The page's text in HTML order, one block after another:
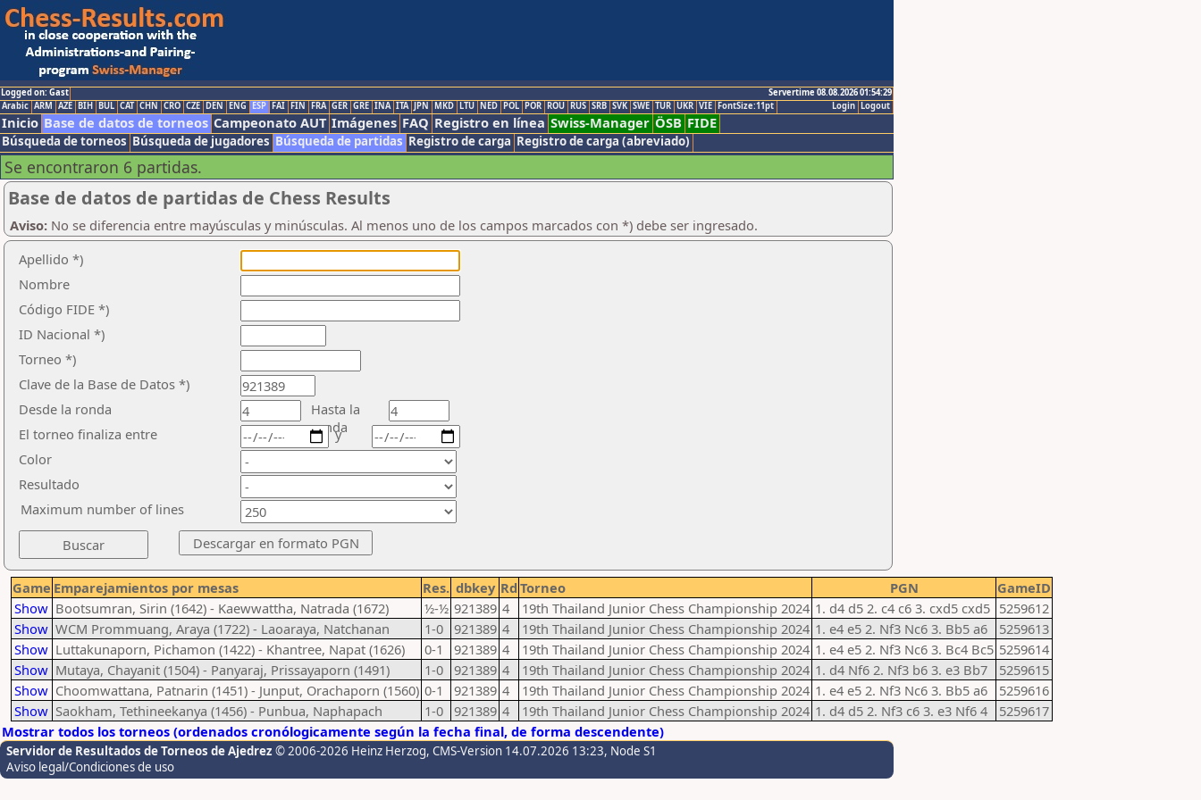
Logged on: Gast
Servertime 08.08.2026 01:54:29
Logout
Login
Arabic ARM AZE BIH BUL CAT CHN CRO CZE DEN ENG ESP FAI FIN FRA GER GRE INA ITA JPN MKD LTU NED POL POR ROU RUS SRB SVK SWE TUR UKR VIE FontSize:11pt
Inicio Base de datos de torneos Campeonato AUT Imágenes FAQ Registro en línea Swiss-Manager ÖSB FIDE
Búsqueda de torneos Búsqueda de jugadores Búsqueda de partidas Registro de carga Registro de carga (abreviado)
Se encontraron 6 partidas.
Base de datos de partidas de Chess Results
Aviso: No se diferencia entre mayúsculas y minúsculas. Al menos uno de los campos marcados con *) debe ser ingresado.
Apellido *)
Nombre
Código FIDE *)
ID Nacional *)
Torneo *)
Clave de la Base de Datos *)
Desde la ronda
Hasta la
ronda
El torneo finaliza entre
Color
Resultado
y
Maximum number of lines
Game Emparejamientos por mesas Res. dbkey Rd Torneo PGN
GameID
Show Bootsumran, Sirin (1642) - Kaewwattha, Natrada (1672) ½-½ 921389 4 19th Thailand Junior Chess Championship 2024 1. d4 d5 2. c4 c6 3. cxd5 cxd5 5259612
Show WCM Prommuang, Araya (1722) - Laoaraya, Natchanan 1-0 921389 4 19th Thailand Junior Chess Championship 2024 1. e4 e5 2. Nf3 Nc6 3. Bb5 a6
5259613
Show Luttakunaporn, Pichamon (1422) - Khantree, Napat (1626) 0-1 921389 4 19th Thailand Junior Chess Championship 2024 1. e4 e5 2. Nf3 Nc6 3. Bc4 Bc5 5259614
Show Mutaya, Chayanit (1504) - Panyaraj, Prissayaporn (1491) 1-0 921389 4 19th Thailand Junior Chess Championship 2024 1. d4 Nf6 2. Nf3 b6 3. e3 Bb7
5259615
Show Choomwattana, Patnarin (1451) - Junput, Orachaporn (1560) 0-1 921389 4 19th Thailand Junior Chess Championship 2024 1. e4 e5 2. Nf3 Nc6 3. Bb5 a6
5259616
Show Saokham, Tethineekanya (1456) - Punbua, Naphapach 1-0 921389 4 19th Thailand Junior Chess Championship 2024 1. d4 d5 2. Nf3 c6 3. e3 Nf6 4
5259617
Mostrar todos los torneos (ordenados cronólogicamente según la fecha final, de forma descendente)
Servidor de Resultados de Torneos de Ajedrez © 2006-2026 Heinz Herzog, CMS-Version 14.07.2026 13:23, Node S1
Aviso legal/Condiciones de uso